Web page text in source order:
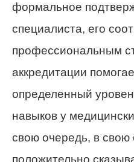
формальное
специалиста, его
профессиональным
аккредитации
определенный
навыков у
свою очередь, в свою